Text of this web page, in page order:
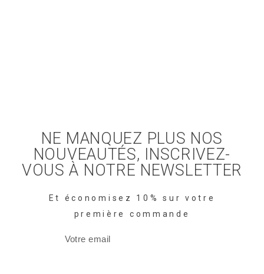
NE MANQUEZ PLUS NOS
NOUVEAUTÉS, INSCRIVEZ-
VOUS À NOTRE NEWSLETTER
Et économisez 10% sur votre
première commande